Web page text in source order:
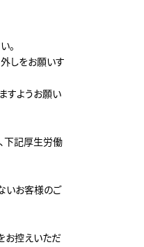
。
しをお願いす
すようお願い
下記厚生労働
いお客様のご
お控えいただ